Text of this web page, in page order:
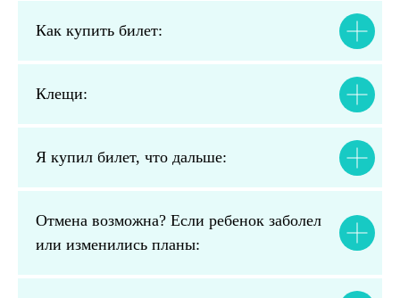
Как купить билет:
Клещи:
Я купил билет, что дальше:
Отмена возможна? Если ребенок заболел
или изменились планы: